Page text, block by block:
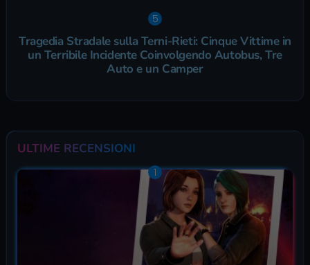
Tragedia Stradale sulla Terni-Rieti: Cinque Vittime in
un Terribile Incidente Coinvolgendo Autobus, Tre
Auto e un Camper
ULTIME RECENSIONI